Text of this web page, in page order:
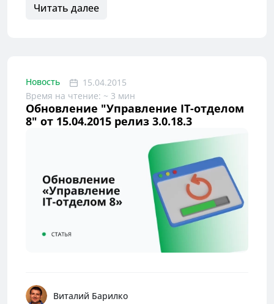
Читать далее
Новость
15.04.2015
Время на чтение: ~ 3 мин
Обновление "Управление IT-отделом
8" от 15.04.2015 релиз 3.0.18.3
Виталий Барилко